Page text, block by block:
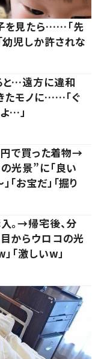
を見たら……「先
幼児しか許されな
と…遠方に違和
たモノに……「ぐ
…」
で買った着物→
光景”に「良い
お宝だ」「掘り
。→帰宅後、分
からウロコの光
「激しいw」